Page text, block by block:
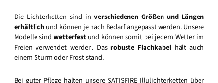
Die Lichterketten sind in verschiedenen Größen und Längen
erhältlichund können je nach Bedarf angepasst werden. Unsere
Modelle sind wetterfestund können somit bei jedem Wetter im
Freien verwendet werden. Das robuste Flachkabel hält auch
einem Sturm oder Frost stand.
Bei guter Pflege halten unsere SATISFIRE Illulichterketten über